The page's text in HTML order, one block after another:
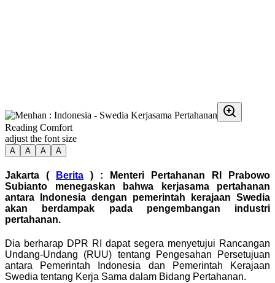
Reading Comfort
adjust the font size
A A A A
Jakarta ( Berita ) : Menteri Pertahanan RI Prabowo
Subianto menegaskan bahwa kerjasama pertahanan
antara Indonesia dengan pemerintah kerajaan Swedia
akan berdampak pada pengembangan industri
pertahanan.
Dia berharap DPR RI dapat segera menyetujui Rancangan
Undang-Undang (RUU) tentang Pengesahan Persetujuan
antara Pemerintah Indonesia dan Pemerintah Kerajaan
Swedia tentang Kerja Sama dalam Bidang Pertahanan.